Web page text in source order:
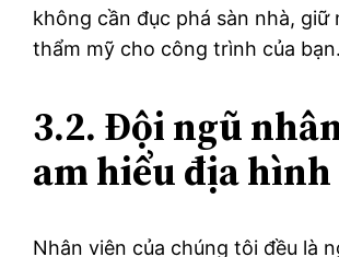
không cần đục phá sàn nhà, giữ
thẩm mỹ cho công trình của bạn.
3.2. Đội ngũ
am hiểu địa hình
Nhân viên của chúng tôi đều là